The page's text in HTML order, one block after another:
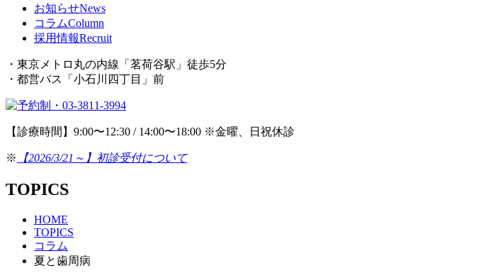
お知らせNews
コラムColumn
採用情報Recruit
・東京メトロ丸の内線「茗荷谷駅」徒歩5分
・都営バス「小石川四丁目」前
【診療時間】9:00〜12:30 / 14:00〜18:00 ※金曜、日祝休診
※ 【2026/3/21～】初診受付について
TOPICS
HOME
TOPICS
コラム
夏と歯周病